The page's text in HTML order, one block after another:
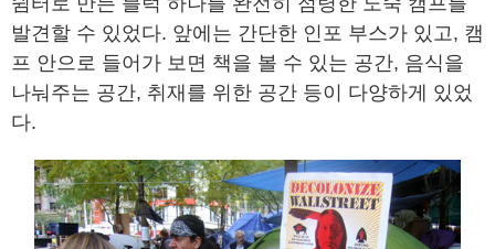
발견할 수 있었다. 앞에는 간단한 인포 부스가 있고, 캠
프 안으로 들어가 보면 책을 볼 수 있는 공간, 음식을
나눠주는 공간, 취재를 위한 공간 등이 다양하게 있었
다.